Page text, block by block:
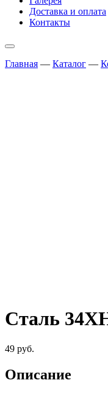
Доставка и оплата
Контакты
Главная — Каталог —
Сталь
49 руб.
Описание